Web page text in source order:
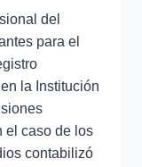
del
para el
la Institución
el caso de los
contabilizó